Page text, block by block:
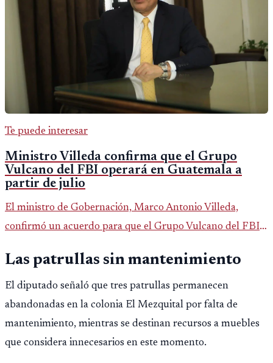
Te puede interesar
Ministro Villeda confirma que el Grupo
Vulcano del FBI operará en Guatemala a
partir de julio
El ministro de Gobernación, Marco Antonio Villeda,
confirmó un acuerdo para que el Grupo Vulcano del FBI
fallido con la administración anterior del Ministerio
Público.
Las patrullas sin mantenimiento
El diputado señaló que tres patrullas permanecen
abandonadas en la colonia El Mezquital por falta de
mantenimiento, mientras se destinan recursos a muebles
que considera innecesarios en este momento.